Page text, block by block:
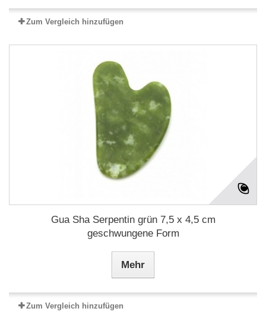
Zum Vergleich hinzufügen
Gua Sha Serpentin grün 7,5 x 4,5 cm
geschwungene Form
Mehr
Zum Vergleich hinzufügen